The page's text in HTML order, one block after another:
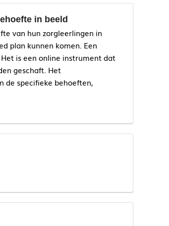
in beeld
van hun zorgleerlingen in
plan kunnen komen. Een
is een online instrument dat
geschaft. Het
de specifieke behoeften,